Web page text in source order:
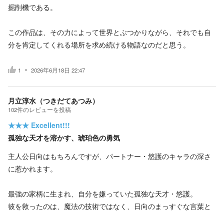
掘削機である。
この作品は、その力によって世界とぶつかりながら、それでも自
分を肯定してくれる場所を求め続ける物語なのだと思う。
1 2026年6月18日 22:47
月立淳水（つきだてあつみ）
102件のレビューを投稿
★★★ Excellent!!!
孤独な天才を溶かす、琥珀色の勇気
主人公日向はもちろんですが、パートナー・悠護のキャラの深さ
に惹かれます。
最強の家柄に生まれ、自分を嫌っていた孤独な天才・悠護。
彼を救ったのは、魔法の技術ではなく、日向のまっすぐな言葉と